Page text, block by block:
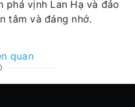
phá vịnh Lan Hạ và đảo
tâm và đáng nhớ.
quan